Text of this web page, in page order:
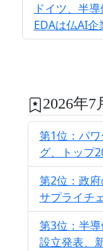
ドイツ、半
EDAは仏AI
2026年
第1位：パ
グ、トップ
第2位：政
サプライチ
第3位：半
設立発表、